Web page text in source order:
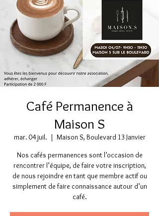
Café Permanence à
Maison S
mar. 04 juil.
  |
Maison S, Boulevard 13 Janvier
Nos cafés permanences sont l’occasion de
rencontrer l’équipe, de faire votre inscription,
de nous rejoindre en tant que membre actif ou
simplement de faire connaissance autour d’un
café.